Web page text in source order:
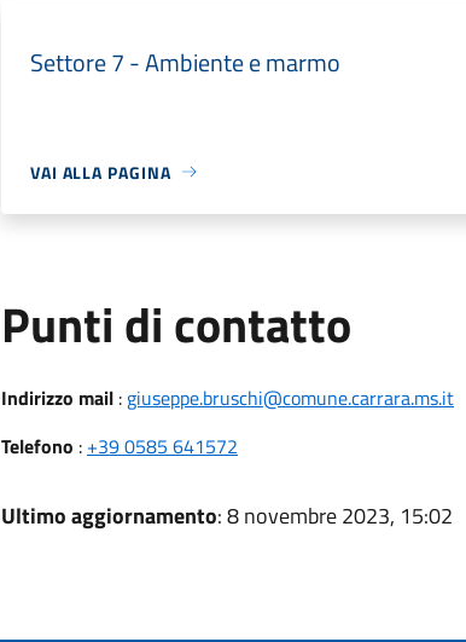
Settore 7 - Ambiente e marmo
VAI ALLA PAGINA
Punti di contatto
Indirizzo mail: giuseppe.bruschi@comune.carrara.ms.it
Telefono : +39 0585 641572
Ultimo aggiornamento: 8 novembre 2023, 15:02